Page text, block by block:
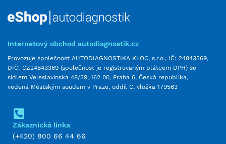
Internetový obchod autodiagnostik.cz
Provozuje společnost AUTODIAGNOSTIKA KLOC, s.r.o., IČ: 24843369,
DIČ: CZ24843369 (společnost je registrovaným plátcem DPH) se
sídlem Veleslavínská 48/39, 162 00, Praha 6, Česká republika,
vedená Městským soudem v Praze, oddíl C, vložka 179563
Zákaznická linka
(+420) 800 66 44 66